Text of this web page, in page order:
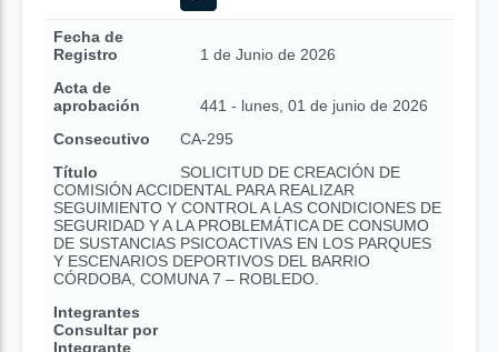
Fecha de
Registro
1 de Junio de 2026
Acta de
aprobación
441 - lunes, 01 de junio de 2026
Consecutivo
CA-295
Título
SOLICITUD DE CREACIÓN DE
COMISIÓN ACCIDENTAL PARA REALIZAR
SEGUIMIENTO Y CONTROL A LAS CONDICIONES DE
SEGURIDAD Y A LA PROBLEMÁTICA DE CONSUMO
DE SUSTANCIAS PSICOACTIVAS EN LOS PARQUES
Y ESCENARIOS DEPORTIVOS DEL BARRIO
CÓRDOBA, COMUNA 7 – ROBLEDO.
Integrantes
Consultar por
Integrante